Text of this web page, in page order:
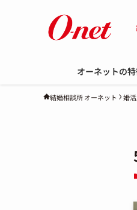
オーネットの
結婚相談所 オーネット 婚